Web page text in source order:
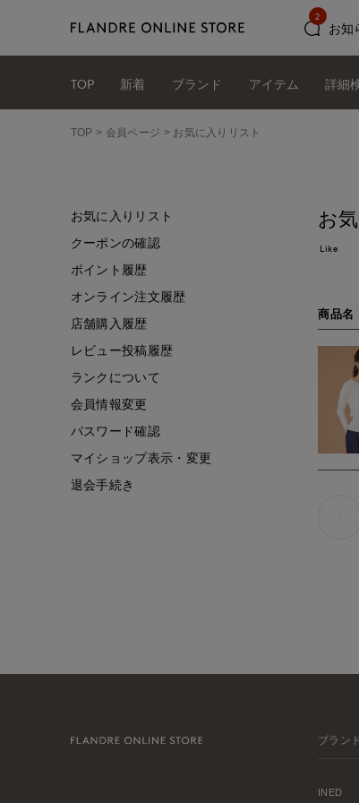
お知
2
TOP 新着 ブランド アイテム 詳細
TOP 会員ページ お気に入りリスト
お
Like
商品名
お気に入りリスト
クーポンの確認
ポイント履歴
オンライン注文履歴
店舗購入履歴
レビュー投稿履歴
ランクについて
会員情報変更
パスワード確認
マイショップ表示・変更
退会手続き
ブランド
INED